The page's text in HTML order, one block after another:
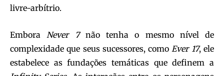
livre-arbítrio.
EmboraNever 7não tenha o mesmo nível de
complexidade que seus sucessores, comoEver 17, ele
estabelece as fundações temáticas que definem a